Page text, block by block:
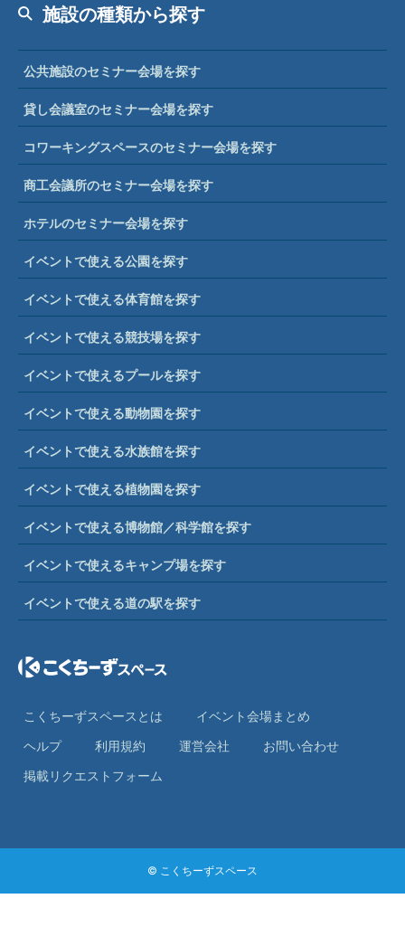
施設の種類から探す
公共施設のセミナー会場を探す
貸し会議室のセミナー会場を探す
コワーキングスペースのセミナー会場を探す
商工会議所のセミナー会場を探す
ホテルのセミナー会場を探す
イベントで使える公園を探す
イベントで使える体育館を探す
イベントで使える競技場を探す
イベントで使えるプールを探す
イベントで使える動物園を探す
イベントで使える水族館を探す
イベントで使える植物園を探す
イベントで使える博物館／科学館を探す
イベントで使えるキャンプ場を探す
イベントで使える道の駅を探す
こくちーずスペースとは
イベント会場まとめ
ヘルプ
利⽤規約 運営会社
お問い合わせ
掲載リクエストフォーム
© こくちーずスペース